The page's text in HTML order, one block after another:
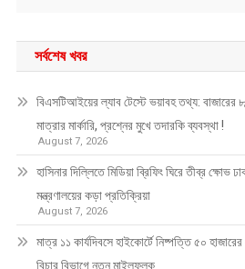
সর্বশেষ খবর
বিএসটিআইয়ের ল্যাব টেস্টে ভয়াবহ তথ্য: বাজারের ৮
মাত্রার মার্কারি, প্রশ্নের মুখে তদারকি ব্যবস্থা !
August 7, 2026
হাসিনার দিল্লিতে মিডিয়া ব্রিফিং ঘিরে তীব্র ক্ষোভ
মন্ত্রণালয়ের কড়া প্রতিক্রিয়া
August 7, 2026
মাত্র ১১ কার্যদিবসে হাইকোর্টে নিষ্পত্তি ৫০
বিচার বিভাগে নতুন মাইলফলক